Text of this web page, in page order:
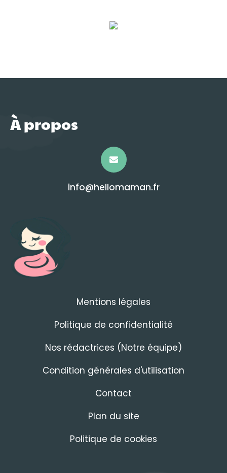
À propos
info@hellomaman.fr
Mentions légales
Politique de confidentialité
Nos rédactrices (Notre équipe)
Condition générales d'utilisation
Contact
Plan du site
Politique de cookies